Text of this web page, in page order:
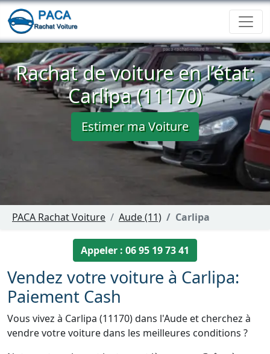
Rachat de voiture en l’état:
Carlipa (11170)
Estimer ma Voiture
PACA Rachat Voiture Aude (11) Carlipa
Appeler : 06 95 19 73 41
Vendez votre voiture à Carlipa:
Paiement Cash
Vous vivez à Carlipa (11170) dans l'Aude et cherchez à
vendre votre voiture dans les meilleures conditions ?